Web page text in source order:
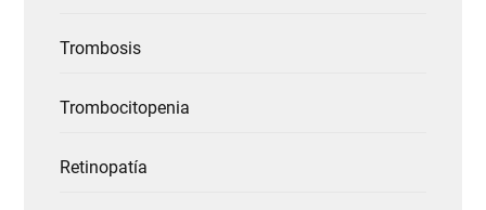
Trombosis
Trombocitopenia
Retinopatía